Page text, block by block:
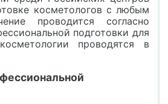
косметологов с любым
проводится согласно
подготовки для
проводятся в